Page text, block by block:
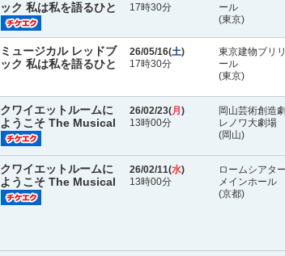
ック 私は私を語るひと
17時30分
ール
(東京)
ミュージカル レッドブ
ック 私は私を語るひと
26/05/16(土)
17時30分
東京建物ブリ
ール
(東京)
クワイエットルームに
ようこそ The Musical
26/02/23(月 )
13時00分
岡山芸術創造
レノワ大劇場
(岡山)
クワイエットルームに
ようこそ The Musical
26/02/11(水)
13時00分
ロームシアタ
メインホール
(京都)